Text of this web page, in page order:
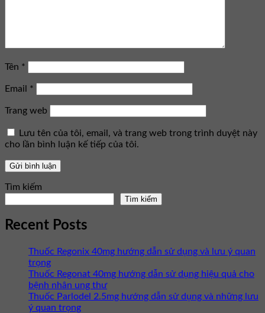
Tên *
Email *
Trang web
Lưu tên của tôi, email, và trang web trong trình duyệt này
cho lần bình luận kế tiếp của tôi.
Tìm kiếm
Tìm kiếm
Recent Posts
Thuốc Regonix 40mg hướng dẫn sử dụng và lưu ý quan
trọng
Thuốc Regonat 40mg hướng dẫn sử dụng hiệu quả cho
bệnh nhân ung thư
Thuốc Parlodel 2.5mg hướng dẫn sử dụng và những lưu
ý quan trọng